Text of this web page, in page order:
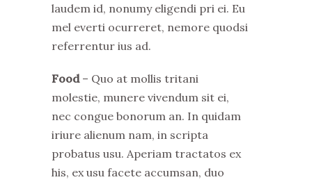
laudem id, nonumy eligendi pri ei. Eu
mel everti ocurreret, nemore quodsi
referrentur ius ad.
Food – Quo at mollis tritani
molestie, munere vivendum sit ei,
nec congue bonorum an. In quidam
iriure alienum nam, in scripta
probatus usu. Aperiam tractatos ex
his, ex usu facete accumsan, duo